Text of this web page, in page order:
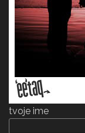
tvoje ime